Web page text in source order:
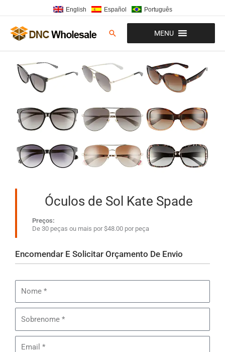
para
conteúdo
English Español Português
Pesquisar MENU
Óculos de Sol Kate Spade
Preços:
De 30 peças ou mais por $48.00 por peça
Encomendar E Solicitar Orçamento De Envio